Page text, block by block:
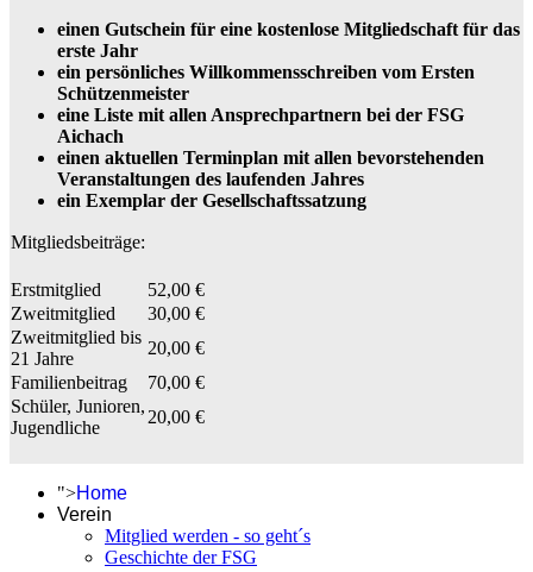
einen Gutschein für eine kostenlose Mitgliedschaft für das
erste Jahr
ein persönliches Willkommensschreiben vom Ersten
Schützenmeister
eine Liste mit allen Ansprechpartnern bei der FSG
Aichach
einen aktuellen Terminplan mit allen bevorstehenden
Veranstaltungen des laufenden Jahres
ein Exemplar der Gesellschaftssatzung
Mitgliedsbeiträge:
Erstmitglied
52,00 €
Zweitmitglied
30,00 €
Zweitmitglied bis
21 Jahre
20,00 €
Familienbeitrag
70,00 €
Schüler, Junioren,
Jugendliche
20,00 €
">Home
Verein
Mitglied werden - so geht´s
Geschichte der FSG